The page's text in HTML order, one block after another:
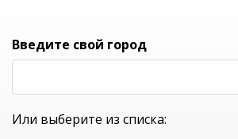
УНИВЕРСАЛЬНЫЙ ИНТЕРНЕТ МАГАЗИН
Введите свой город
Или выберите из списка: